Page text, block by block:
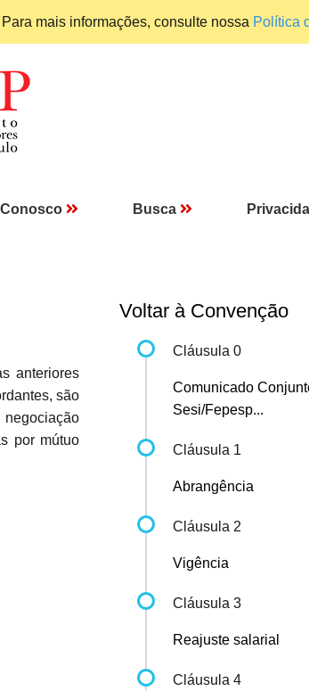
mais informações, consulte nossa Política
Conosco Busca
anteriores
são
por mútuo
Voltar à Convenção
Cláusula 0
Comunicado
Sesi/Fepesp...
Cláusula 1
Abrangência
Cláusula 2
Vigência
Cláusula 3
Reajuste salarial
Cláusula 4